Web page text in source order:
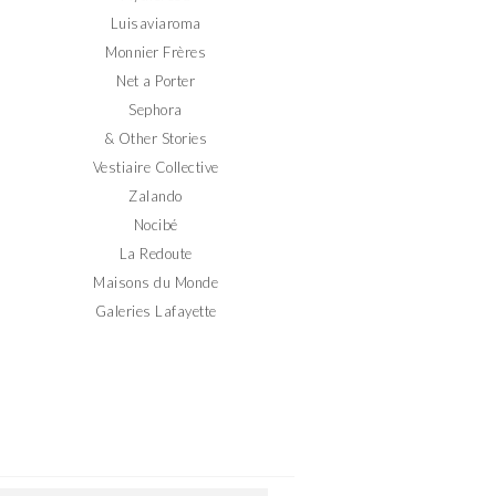
Luisaviaroma
Monnier Frères
Net a Porter
Sephora
& Other Stories
Vestiaire Collective
Zalando
Nocibé
La Redoute
Maisons du Monde
Galeries Lafayette